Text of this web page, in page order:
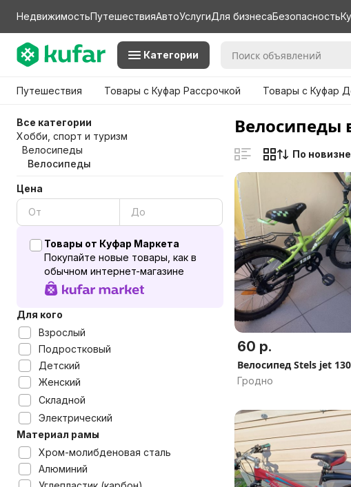
НедвижимостьПутешествияАвтоУслугиДля бизнесаБезопасность
Категории
Путешествия Товары с Куфар Рассрочкой Товары с Куфар
Все категории
Хобби, спорт и туризм
Велосипеды
Велосипеды
Цена
Товары от Куфар Маркета
Покупайте новые товары, как в
обычном интернет-магазине
Для кого
Взрослый
Подростковый
Детский
Женский
Складной
Электрический
Материал рамы
Хром-молибденовая сталь
Алюминий
Велосипеды
По новизне
60 р.
Велосипед Stels jet 130
Гродно